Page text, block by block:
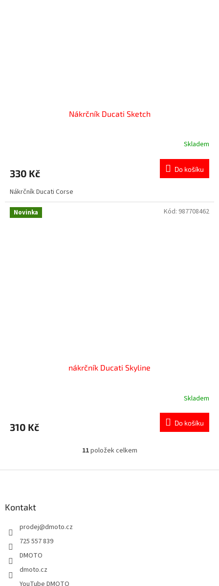
Nákrčník Ducati Sketch
Skladem
330 Kč Do košíku
Nákrčník Ducati Corse
Novinka
nákrčník Ducati Skyline
Skladem
310 Kč Do košíku
Kód: 987708462
O
l
11položek celkem
Kontakt
prodej@dmoto.cz
725 557 839
DMOTO
dmoto.cz